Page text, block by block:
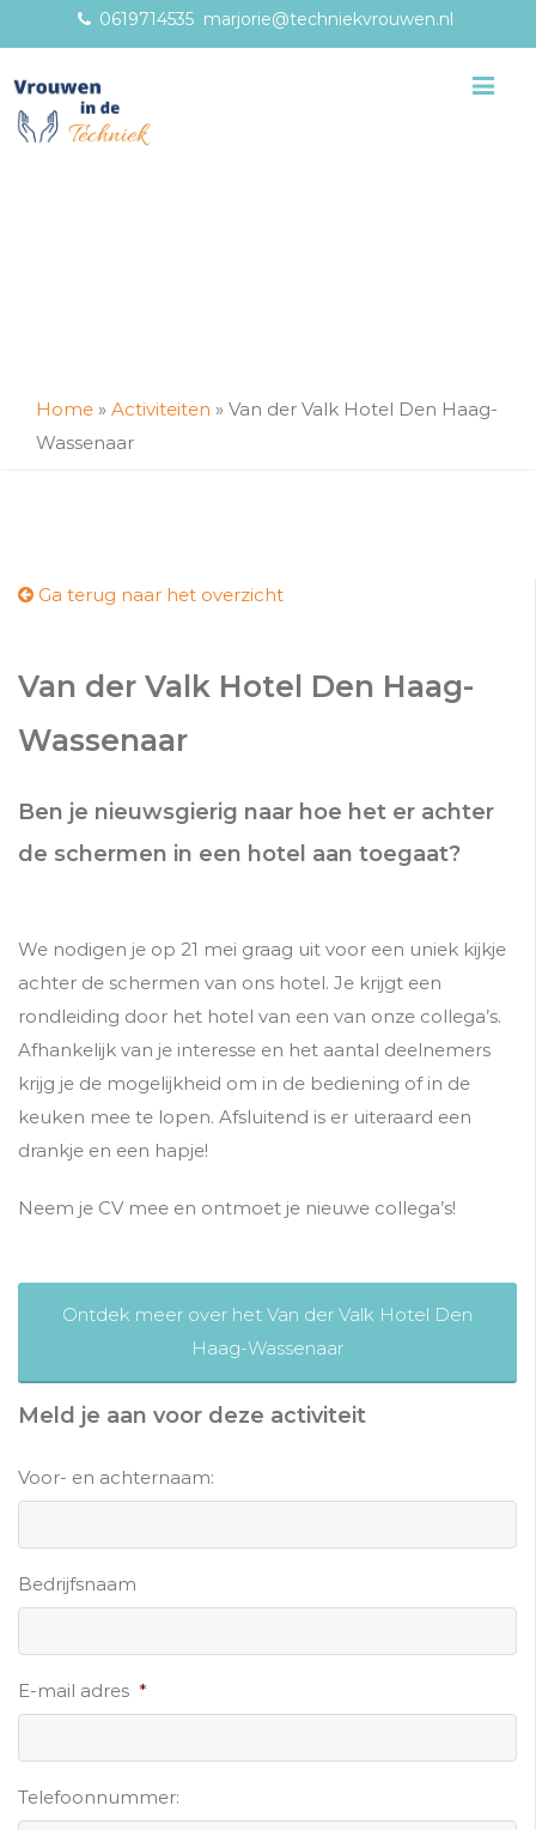
0619714535 marjorie@techniekvrouwen.nl
Home » Activiteiten » Van der Valk Hotel Den Haag-
Wassenaar
Ga terug naar het overzicht
Van der Valk Hotel Den Haag-
Wassenaar
Ben je nieuwsgierig naar hoe het er achter
de schermen in een hotel aan toegaat?
We nodigen je op 21 mei graag uit voor een uniek kijkje
achter de schermen van ons hotel. Je krijgt een
rondleiding door het hotel van een van onze collega’s.
Afhankelijk van je interesse en het aantal deelnemers
krijg je de mogelijkheid om in de bediening of in de
keuken mee te lopen. Afsluitend is er uiteraard een
drankje en een hapje!
Neem je CV mee en ontmoet je nieuwe collega’s!
Ontdek meer over het Van der Valk Hotel Den
Haag-Wassenaar
Meld je aan voor deze activiteit
Voor- en achternaam:
Bedrijfsnaam
E-mail adres *
Telefoonnummer: